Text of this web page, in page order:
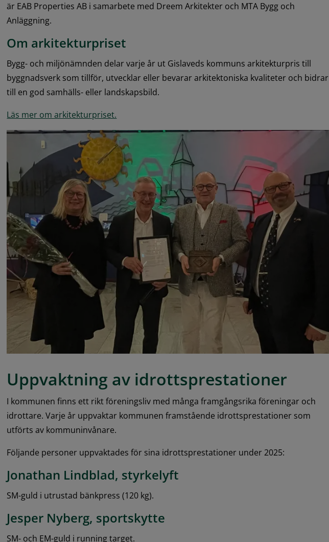
är EAB Properties AB i samarbete med Dreem Arkitekter och MTA Bygg och
Anläggning.
Om arkitekturpriset
Bygg- och miljönämnden delar varje år ut Gislaveds kommuns arkitekturpris till
byggnadsverk som tillför, utvecklar eller bevarar arkitektoniska kvaliteter och bidrar
till en god samhälls- eller landskapsbild.
Läs mer om arkitekturpriset.
Uppvaktning av idrottsprestationer
I kommunen finns ett rikt föreningsliv med många framgångsrika föreningar och
idrottare. Varje år uppvaktar kommunen framstående idrottsprestationer som
utförts av kommuninvånare.
Följande personer uppvaktades för sina idrottsprestationer under 2025:
Jonathan Lindblad, styrkelyft
SM-guld i utrustad bänkpress (120 kg).
Jesper Nyberg, sportskytte
SM- och EM-guld i running target.